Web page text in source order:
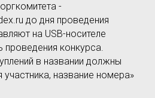
-
до дня проведения
на USB-носителе
проведения конкурса.
в названии должны
название номера»